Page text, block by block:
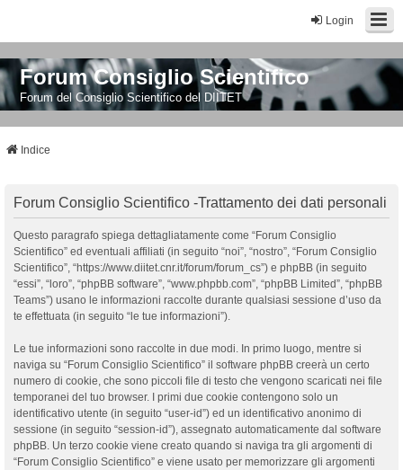
Login
Forum Consiglio Scientifico
Forum del Consiglio Scientifico del DIITET
Indice
Forum Consiglio Scientifico -Trattamento dei dati personali
Questo paragrafo spiega dettagliatamente come “Forum Consiglio
Scientifico” ed eventuali affiliati (in seguito “noi”, “nostro”, “Forum Consiglio
Scientifico”, “https://www.diitet.cnr.it/forum/forum_cs”) e phpBB (in seguito
“essi”, “loro”, “phpBB software”, “www.phpbb.com”, “phpBB Limited”, “phpBB
Teams”) usano le informazioni raccolte durante qualsiasi sessione d’uso da
te effettuata (in seguito “le tue informazioni”).
Le tue informazioni sono raccolte in due modi. In primo luogo, mentre si
naviga su “Forum Consiglio Scientifico” il software phpBB creerà un certo
numero di cookie, che sono piccoli file di testo che vengono scaricati nei file
temporanei del tuo browser. I primi due cookie contengono solo un
identificativo utente (in seguito “user-id”) ed un identificativo anonimo di
sessione (in seguito “session-id”), assegnato automaticamente dal software
phpBB. Un terzo cookie viene creato quando si naviga tra gli argomenti di
“Forum Consiglio Scientifico” e viene usato per memorizzare gli argomenti